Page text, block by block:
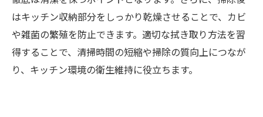
はキッチン収納部分をしっかり乾燥させることで、カビ
や雑菌の繁殖を防止できます。適切な拭き取り方法を習
得することで、清掃時間の短縮や掃除の質向上につなが
り、キッチン環境の衛生維持に役立ちます。